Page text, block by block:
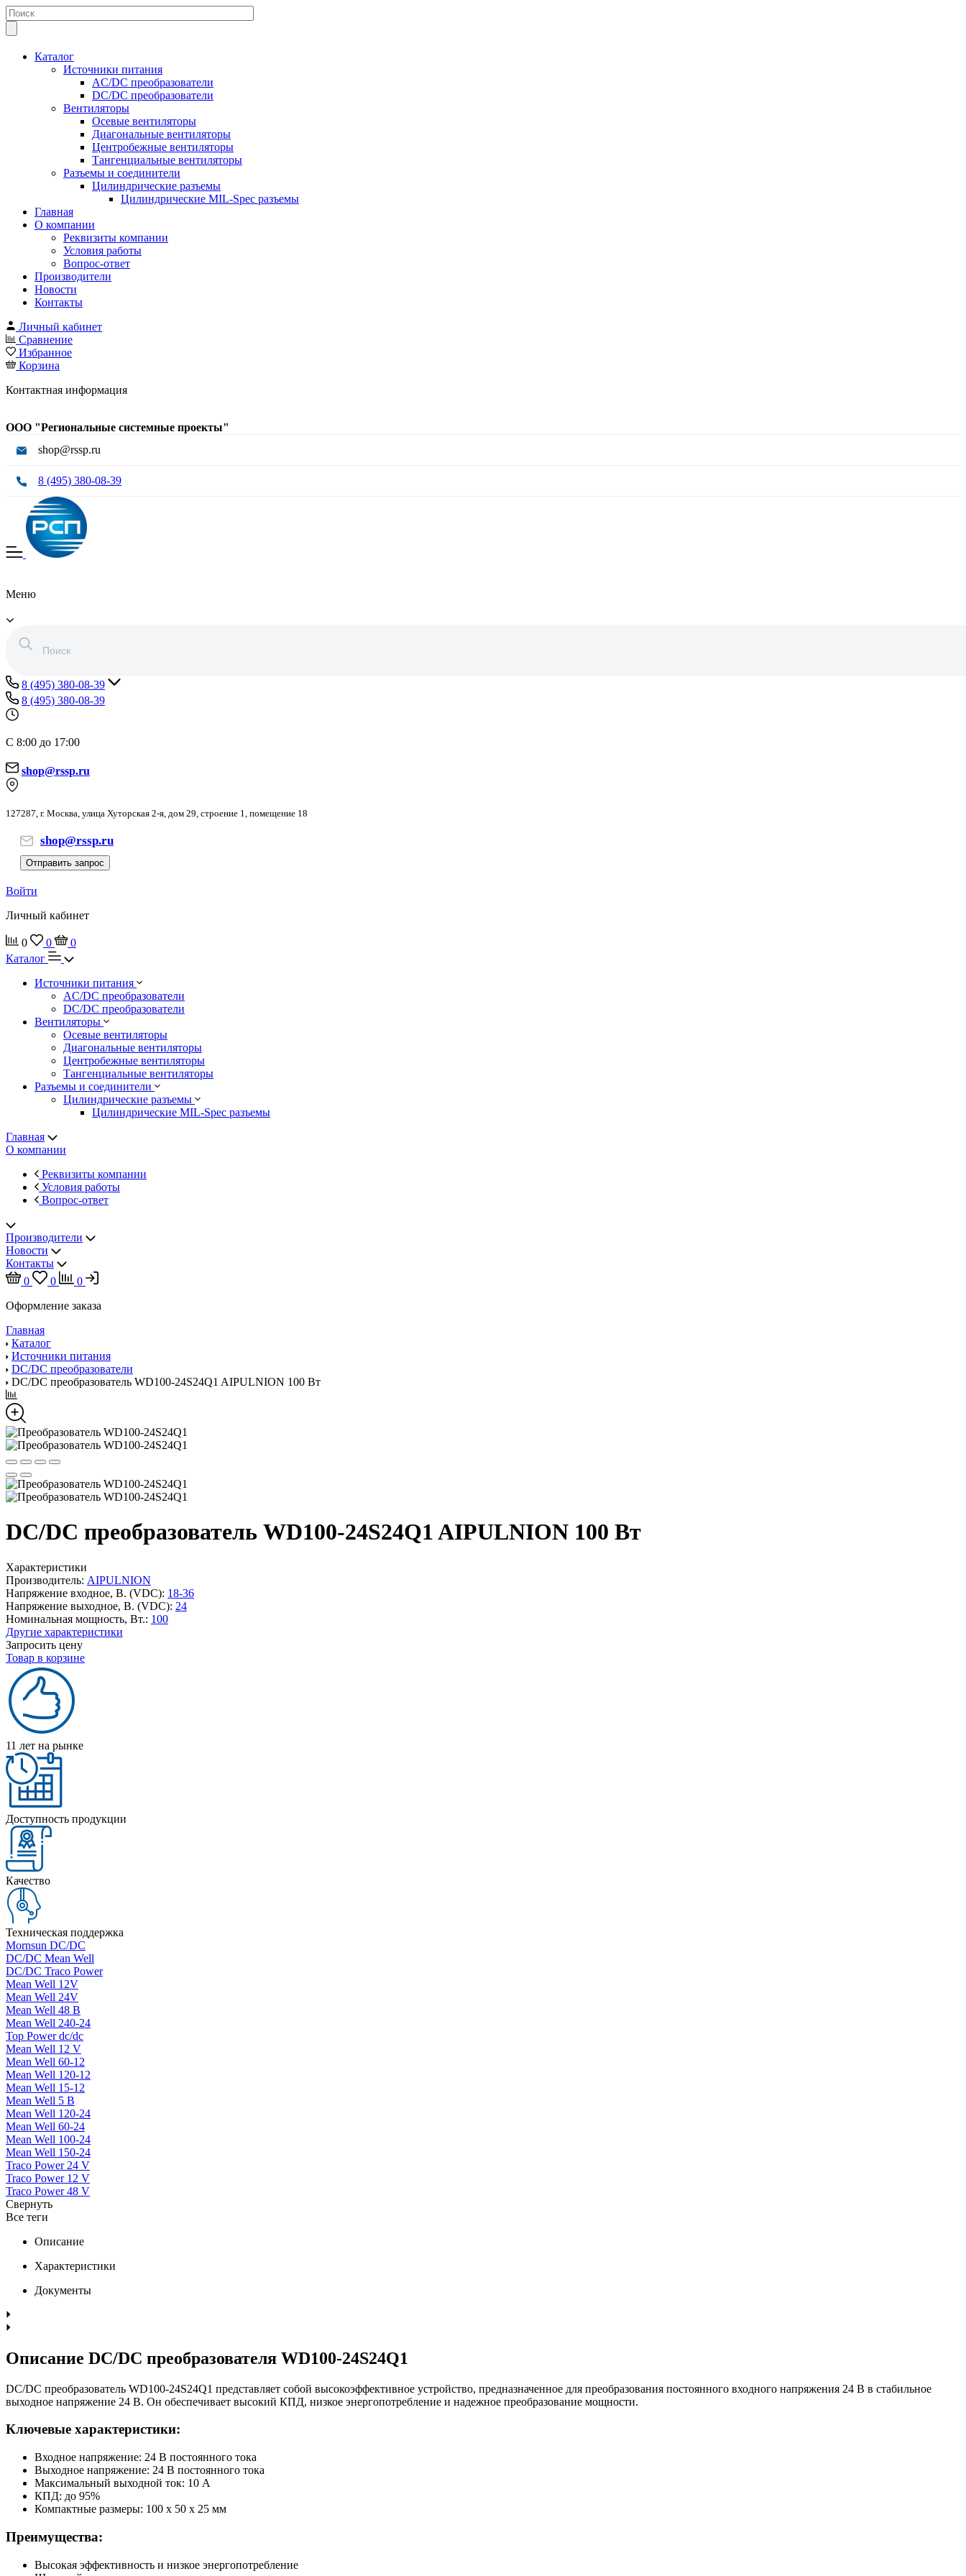
Каталог
Источники питания
AC/DC преобразователи
DC/DC преобразователи
Вентиляторы
Осевые вентиляторы
Диагональные вентиляторы
Центробежные вентиляторы
Тангенциальные вентиляторы
Разъемы и соединители
Цилиндрические разъемы
Цилиндрические MIL-Spec разъемы
Главная
О компании
Реквизиты компании
Условия работы
Вопрос-ответ
Производители
Новости
Контакты
Личный кабинет
Сравнение
Избранное
Корзина
Контактная информация
ООО "Региональные системные проекты"
shop@rssp.ru
8 (495) 380-08-39
Меню
8 (495) 380-08-39
8 (495) 380-08-39
С 8:00 до 17:00
shop@rssp.ru
127287, г. Москва, улица Хуторская 2-я, дом 29, строение 1, помещение 18
shop@rssp.ru
Отправить запрос
Войти
Личный кабинет
0 0
0
Каталог
Источники питания
AC/DC преобразователи
DC/DC преобразователи
Вентиляторы
Осевые вентиляторы
Диагональные вентиляторы
Центробежные вентиляторы
Тангенциальные вентиляторы
Разъемы и соединители
Цилиндрические разъемы
Цилиндрические MIL-Spec разъемы
Главная
О компании
Реквизиты компании
Условия работы
Вопрос-ответ
Производители
Новости
Контакты
0
0
0
Оформление заказа
Главная
Каталог
Источники питания
DC/DC преобразователи
DC/DC преобразователь WD100-24S24Q1 AIPULNION 100 Вт
DC/DC преобразователь WD100-24S24Q1 AIPULNION 100 Вт
Характеристики
Производитель: AIPULNION
Напряжение входное, В. (VDC): 18-36
Напряжение выходное, В. (VDC): 24
Номинальная мощность, Вт.: 100
Другие характеристики
Запросить цену
Товар в корзине
11 лет на рынке
Доступность продукции
Качество
Техническая поддержка
Mornsun DC/DC
DC/DC Mean Well
DC/DC Traco Power
Mean Well 12V
Mean Well 24V
Mean Well 48 В
Mean Well 240-24
Top Power dc/dc
Mean Well 12 V
Mean Well 60-12
Mean Well 120-12
Mean Well 15-12
Mean Well 5 В
Mean Well 120-24
Mean Well 60-24
Mean Well 100-24
Mean Well 150-24
Traco Power 24 V
Traco Power 12 V
Traco Power 48 V
Свернуть
Все теги
Описание
Характеристики
Документы
Описание DC/DC преобразователя WD100-24S24Q1
DC/DC преобразователь WD100-24S24Q1 представляет собой высокоэффективное устройство, предназначенное для преобразования постоянного входного напряжения 24 В в стабильное
выходное напряжение 24 В. Он обеспечивает высокий КПД, низкое энергопотребление и надежное преобразование мощности.
Ключевые характеристики:
Входное напряжение: 24 В постоянного тока
Выходное напряжение: 24 В постоянного тока
Максимальный выходной ток: 10 А
КПД: до 95%
Компактные размеры: 100 x 50 x 25 мм
Преимущества:
Высокая эффективность и низкое энергопотребление